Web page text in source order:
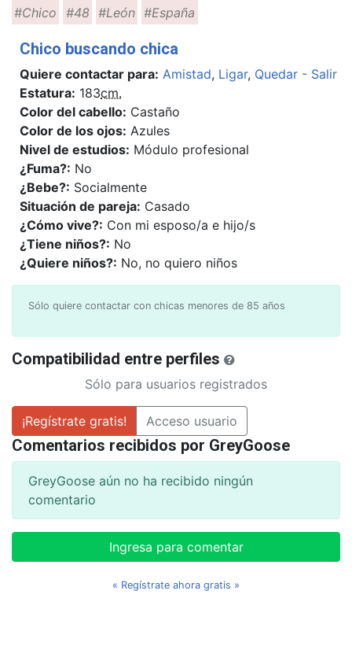
#Chico
#48 #León #España
Chico buscando chica
Quiere contactar para: Amistad, Ligar, Quedar - Salir
Estatura: 183cm.
Color del cabello: Castaño
Color de los ojos: Azules
Nivel de estudios: Módulo profesional
¿Fuma?: No
¿Bebe?: Socialmente
Situación de pareja: Casado
¿Cómo vive?: Con mi esposo/a e hijo/s
¿Tiene niños?: No
¿Quiere niños?: No, no quiero niños
Sólo quiere contactar con chicas menores de 85 años
Compatibilidad entre perfiles
Sólo para usuarios registrados
¡Regístrate gratis! Acceso usuario
Comentarios recibidos por GreyGoose
GreyGoose aún no ha recibido ningún
comentario
Ingresa para comentar
« Regístrate ahora gratis »